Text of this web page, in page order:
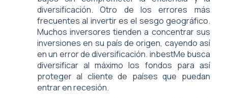
diversificación. Otro de los errores más
frecuentes al invertir es el sesgo geográfico.
Muchos inversores tienden a concentrar sus
inversiones en su país de origen, cayendo así
en un error de diversificación. inbestMe busca
diversificar al máximo los fondos para así
proteger al cliente de países que puedan
entrar en recesión.